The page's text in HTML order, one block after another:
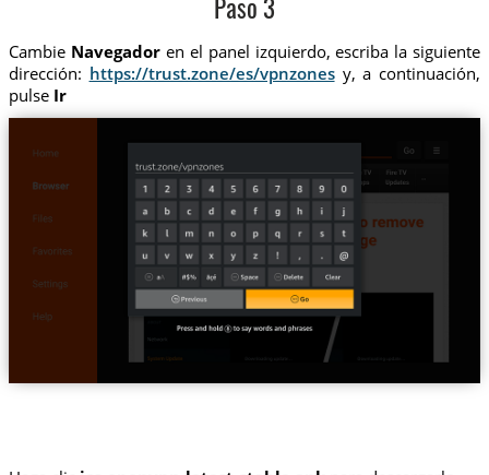
Paso 3
Cambie Navegadoren el panel izquierdo, escriba la siguiente
dirección: https://trust.zone/es/vpnzonesy, a continuación,
pulse Ir